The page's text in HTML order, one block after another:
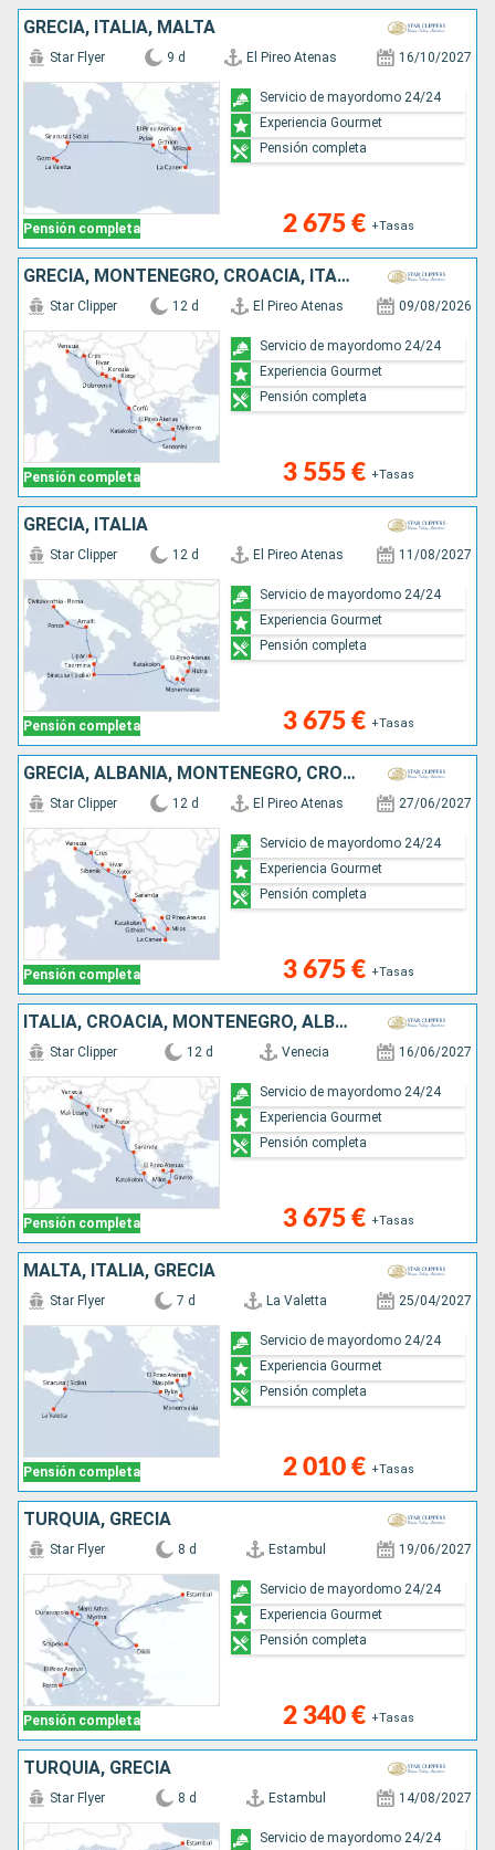
GRECIA, ITALIA, MALTA
Pensión completa
Star Flyer 9 d El Pireo Atenas 16/10/2027
2 675 € +Tasas
Servicio de mayordomo 24/24
Experiencia Gourmet
Pensión completa
GRECIA, MONTENEGRO, CROACIA, ITALIA
Pensión completa
Star Clipper 12 d El Pireo Atenas 09/08/2026
3 555 € +Tasas
Servicio de mayordomo 24/24
Experiencia Gourmet
Pensión completa
GRECIA, ITALIA
Pensión completa
Star Clipper 12 d El Pireo Atenas 11/08/2027
3 675 € +Tasas
Servicio de mayordomo 24/24
Experiencia Gourmet
Pensión completa
GRECIA, ALBANIA, MONTENEGRO, CROACIA, ITALIA
Pensión completa
Star Clipper 12 d El Pireo Atenas 27/06/2027
3 675 € +Tasas
Servicio de mayordomo 24/24
Experiencia Gourmet
Pensión completa
ITALIA, CROACIA, MONTENEGRO, ALBANIA, GRECIA
Pensión completa
Star Clipper 12 d Venecia 16/06/2027
3 675 € +Tasas
Servicio de mayordomo 24/24
Experiencia Gourmet
Pensión completa
MALTA, ITALIA, GRECIA
Pensión completa
Star Flyer 7 d La Valetta 25/04/2027
2 010 € +Tasas
Servicio de mayordomo 24/24
Experiencia Gourmet
Pensión completa
TURQUÍA, GRECIA
Pensión completa
Star Flyer 8 d Estambul 19/06/2027
2 340 € +Tasas
Servicio de mayordomo 24/24
Experiencia Gourmet
Pensión completa
TURQUÍA, GRECIA
Star Flyer 8 d Estambul 14/08/2027
Servicio de mayordomo 24/24